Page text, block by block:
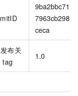
9ba2bbc71
7963cb298
ceca
布关
tag
1.0